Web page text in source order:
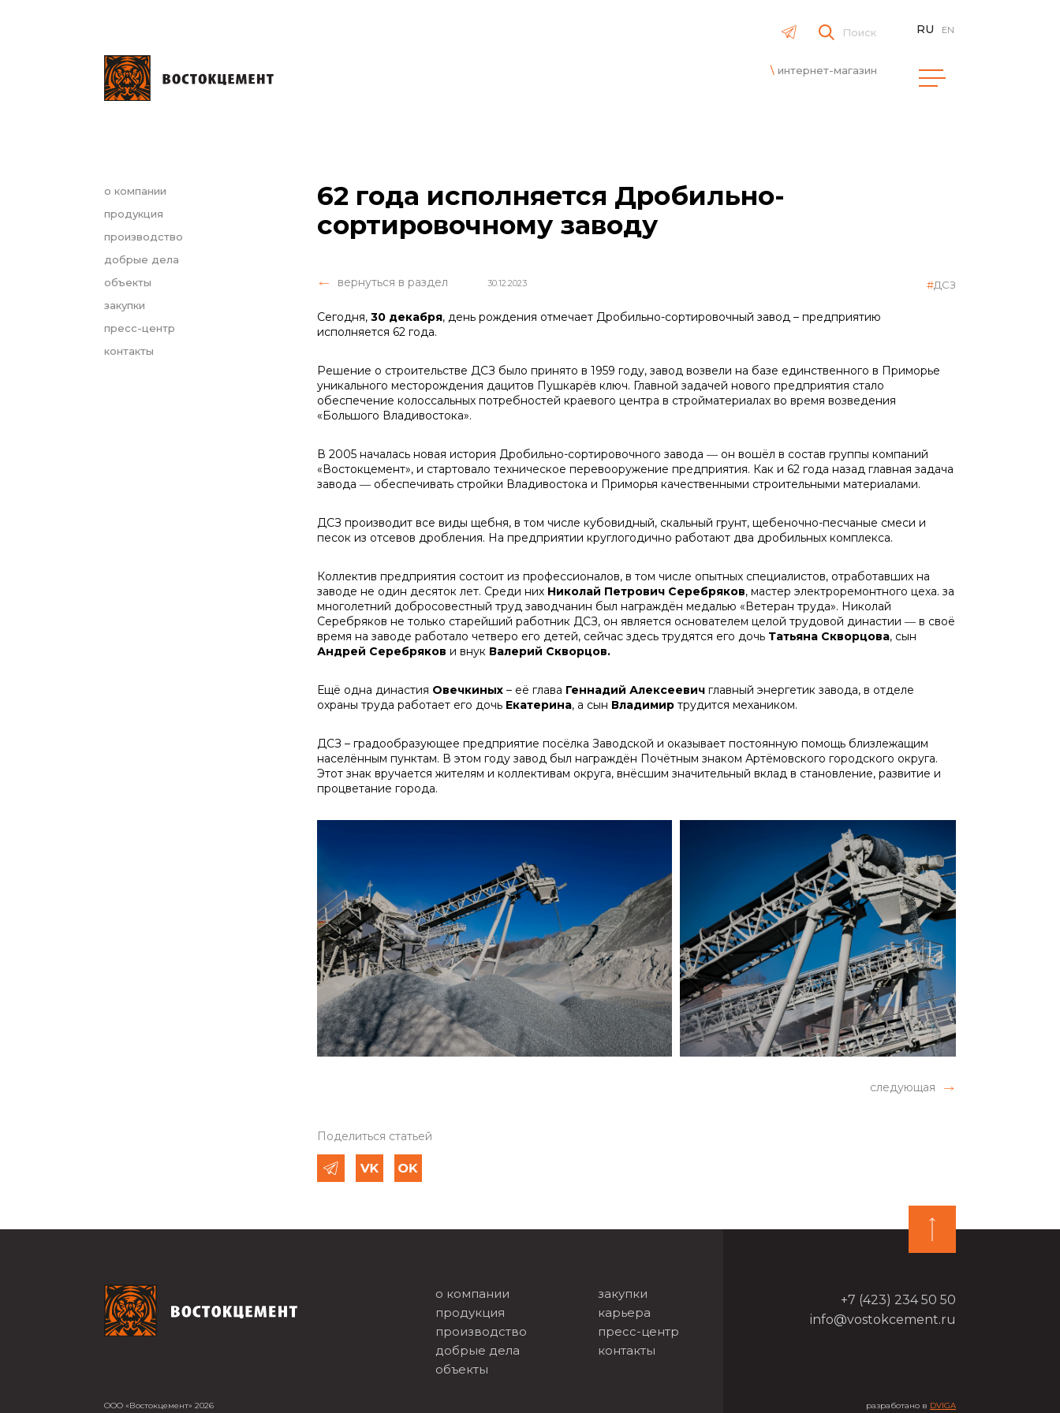
Поиск
интернет-магазин
RU EN
о компании
продукция
производство
добрые дела
объекты
закупки
пресс-центр
контакты
62 года исполняется Дробильно-
сортировочному заводу
вернуться в раздел 30.12.2023 ДСЗ
Сегодня, 30 декабря, день рождения отмечает Дробильно-сортировочный завод – предприятию
исполняется 62 года.
Решение о строительстве ДСЗ было принято в 1959 году, завод возвели на базе единственного в Приморье
уникального месторождения дацитов Пушкарёв ключ. Главной задачей нового предприятия стало
обеспечение колоссальных потребностей краевого центра в стройматериалах во время возведения
«Большого Владивостока».
В 2005 началась новая история Дробильно-сортировочного завода ― он вошёл в состав группы компаний
«Востокцемент», и стартовало техническое перевооружение предприятия. Как и 62 года назад главная задача
завода ― обеспечивать стройки Владивостока и Приморья качественными строительными материалами.
ДСЗ производит все виды щебня, в том числе кубовидный, скальный грунт, щебеночно-песчаные смеси и
песок из отсевов дробления. На предприятии круглогодично работают два дробильных комплекса.
Коллектив предприятия состоит из профессионалов, в том числе опытных специалистов, отработавших на
заводе не один десяток лет. Среди них Николай Петрович Серебряков, мастер электроремонтного цеха. за
многолетний добросовестный труд заводчанин был награждён медалью «Ветеран труда». Николай
Серебряков не только старейший работник ДСЗ, он является основателем целой трудовой династии ― в своё
время на заводе работало четверо его детей, сейчас здесь трудятся его дочь Татьяна Скворцова, сын
Андрей Серебряков и внук Валерий Скворцов.
Ещё одна династия Овечкиных – её глава Геннадий Алексеевич главный энергетик завода, в отделе
охраны труда работает его дочь Екатерина, а сын Владимир трудится механиком.
ДСЗ – градообразующее предприятие посёлка Заводской и оказывает постоянную помощь близлежащим
населённым пунктам. В этом году завод был награждён Почётным знаком Артёмовского городского округа.
Этот знак вручается жителям и коллективам округа, внёсшим значительный вклад в становление, развитие и
процветание города.
следующая
Поделиться статьей
о компании
продукция
производство
добрые дела
объекты
закупки
карьера
пресс-центр
контакты
+7 (423) 234 50 50
info@vostokcement.ru
ООО «Востокцемент» 2026 разработано в DVIGA